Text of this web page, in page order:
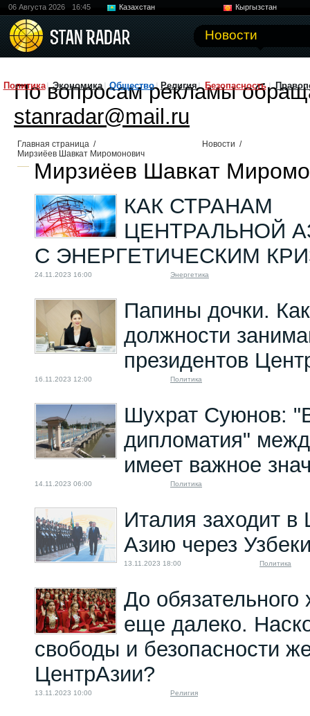
06 Августа 2026 16:45 Казахстан
Кыргызстан
Новости
Политика Экономика Общество Религия Безопасность
По вопросам рекламы
stanradar@mail.ru
Главная страница / Новости /
Мирзиёев Шавкат Миромонович
Мирзиёев Шавкат
КАК СТРАНАМ
ЦЕНТРАЛЬНОЙ
С ЭНЕРГЕТИЧЕСКИМ
24.11.2023 16:00 Энергетика
Папины дочки.
должности
президентов
16.11.2023 12:00 Политика
Шухрат Суюнов:
дипломатия"
имеет важное
14.11.2023 06:00 Политика
Италия заходит
Азию через
13.11.2023 18:00 Политика
До обязательного
еще далеко.
свободы и безопасности
ЦентрАзии?
13.11.2023 10:00 Религия